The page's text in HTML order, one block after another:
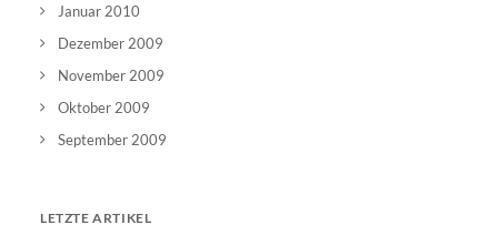
Januar 2010
Dezember 2009
November 2009
Oktober 2009
September 2009
LETZTE ARTIKEL